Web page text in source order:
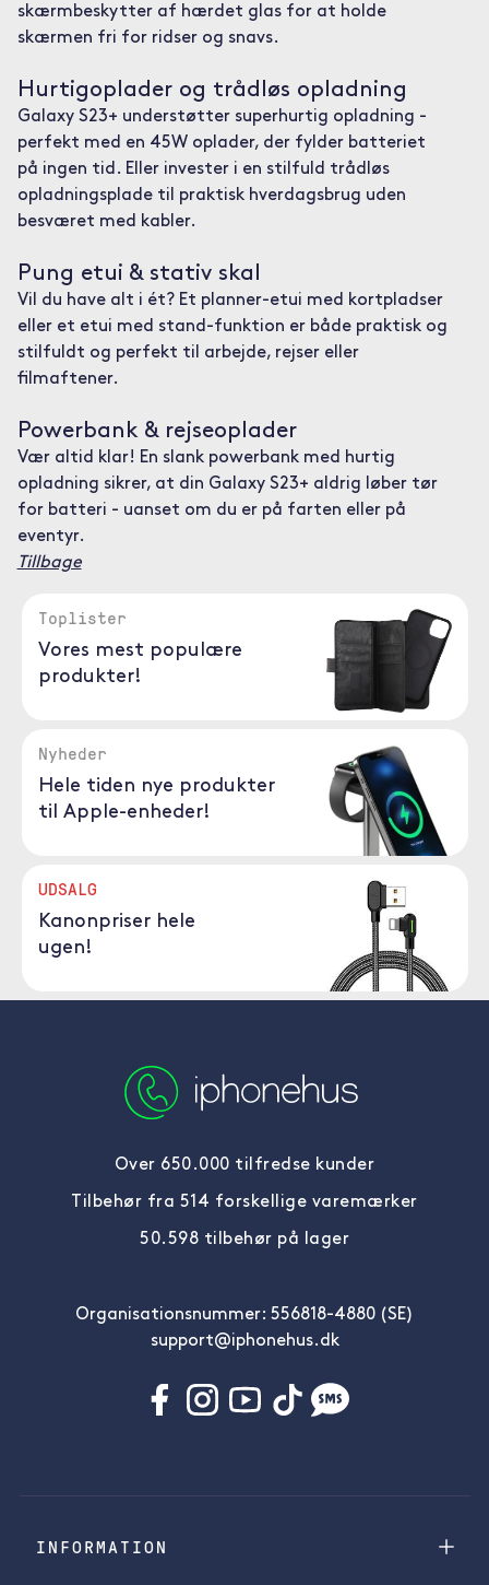
skærmbeskytter af hærdet glas for at holde
skærmen fri for ridser og snavs.
Hurtigoplader og trådløs opladning
Galaxy S23+ understøtter superhurtig opladning -
perfekt med en 45W oplader, der fylder batteriet
på ingen tid. Eller invester i en stilfuld trådløs
opladningsplade til praktisk hverdagsbrug uden
besværet med kabler.
Pung etui & stativ skal
Vil du have alt i ét? Et planner-etui med kortpladser
eller et etui med stand-funktion er både praktisk og
stilfuldt og perfekt til arbejde, rejser eller
filmaftener.
Powerbank & rejseoplader
Vær altid klar! En slank powerbank med hurtig
opladning sikrer, at din Galaxy S23+ aldrig løber tør
for batteri - uanset om du er på farten eller på
eventyr.
Tillbage
Toplister
Vores mest populære
produkter!
Nyheder
Hele tiden nye produkter
til Apple-enheder!
UDSALG
Kanonpriser hele
ugen!
Over 650.000 tilfredse kunder
Tilbehør fra 514 forskellige varemærker
50.598 tilbehør på lager
Organisationsnummer: 556818-4880 (SE)
support@iphonehus.dk
INFORMATION